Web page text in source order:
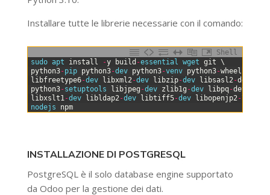
Installare tutte le librerie necessarie con il comando:
Shell
sudo apt install -y build -essential wget git \
python3-pip python3-dev python3-venv python3-wheel
libfreetype6-dev libxml2-dev libzip-dev libsasl2-dev
python3-setuptools libjpeg -dev zlib1g -dev libpq-dev
libxslt1-dev libldap2-dev libtiff5-dev libopenjp2-7
nodejs npm
INSTALLAZIONE DI POSTGRESQL
PostgreSQL è il solo database engine supportato
da Odoo per la gestione dei dati.